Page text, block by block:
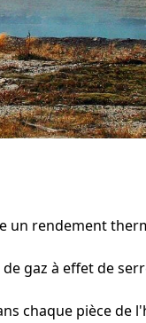
un rendement
gaz à effet de
chaque pièce de